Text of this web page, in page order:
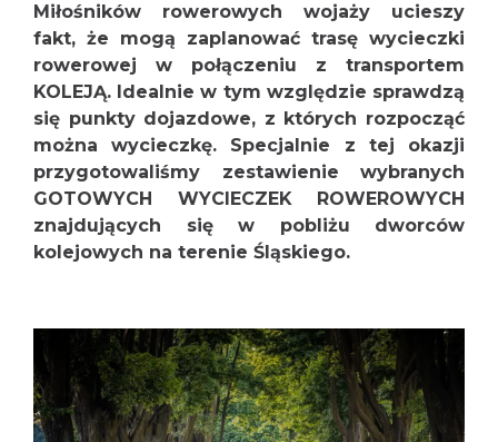
Miłośników rowerowych wojaży ucieszy
fakt, że mogą zaplanować trasę wycieczki
rowerowej w połączeniu z transportem
KOLEJĄ. Idealnie w tym względzie sprawdzą
się punkty dojazdowe, z których rozpocząć
można wycieczkę. Specjalnie z tej okazji
przygotowaliśmy zestawienie wybranych
GOTOWYCH WYCIECZEK ROWEROWYCH
znajdujących się w pobliżu dworców
kolejowych na terenie Śląskiego.